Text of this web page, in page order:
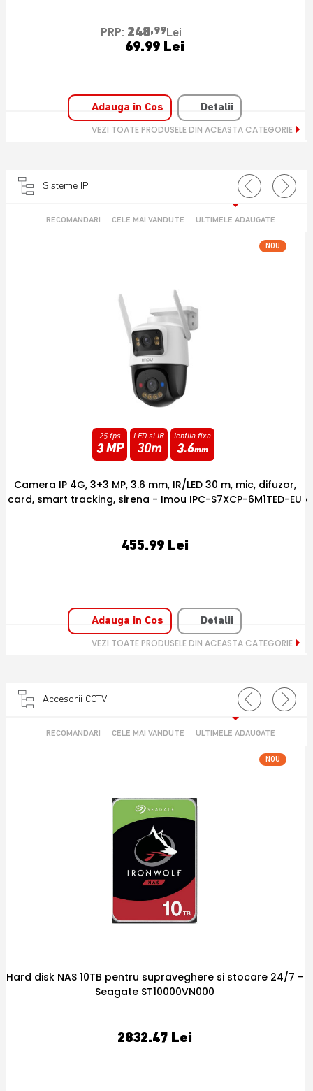
PRP:136,99Lei
64.99 Lei
Adauga in Cos Detalii
VEZI TOATE PRODUSELE DIN ACEASTA CATEGORIE
Sisteme IP
RECOMANDARI CELE MAI VANDUTE ULTIMELE ADAUGATE
EU
NOU
25 fps
6 MP
Infrarosu
15m
lentila fixa
3.6
Camera IP PT WiFi, 6 MP, 3.6 mm, IR 15 m, microfon si
difuzor, smart tracking, card - Imou IPC-S2XEP-6M0S-
202.52 Lei
Adauga in Cos Detalii
VEZI TOATE PRODUSELE DIN ACEASTA CATEGORIE
Accesorii CCTV
RECOMANDARI CELE MAI VANDUTE ULTIMELE ADAUGATE
7 -
OFERTA
NOU
Patchcord SC/UPC-SC/UPC, 5m, simplex singlemode -
SC/UPC-SC/UPC
PRP:32,09Lei